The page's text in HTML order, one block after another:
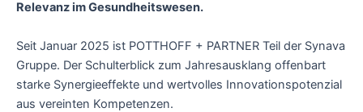
Relevanz im Gesundheitswesen.
Seit Januar 2025 ist POTTHOFF + PARTNER Teil der Synava
Gruppe. Der Schulterblick zum Jahresausklang offenbart
starke Synergieeffekte und wertvolles Innovationspotenzial
aus vereinten Kompetenzen.